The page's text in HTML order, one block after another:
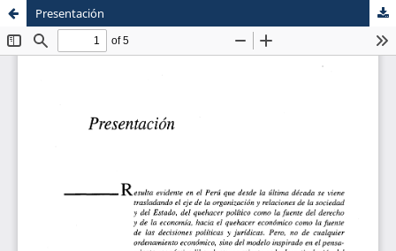
Sistema de
Bibliotecas
Escuela de Postgrado
Maestria en Derecho Constitucional
Presentación